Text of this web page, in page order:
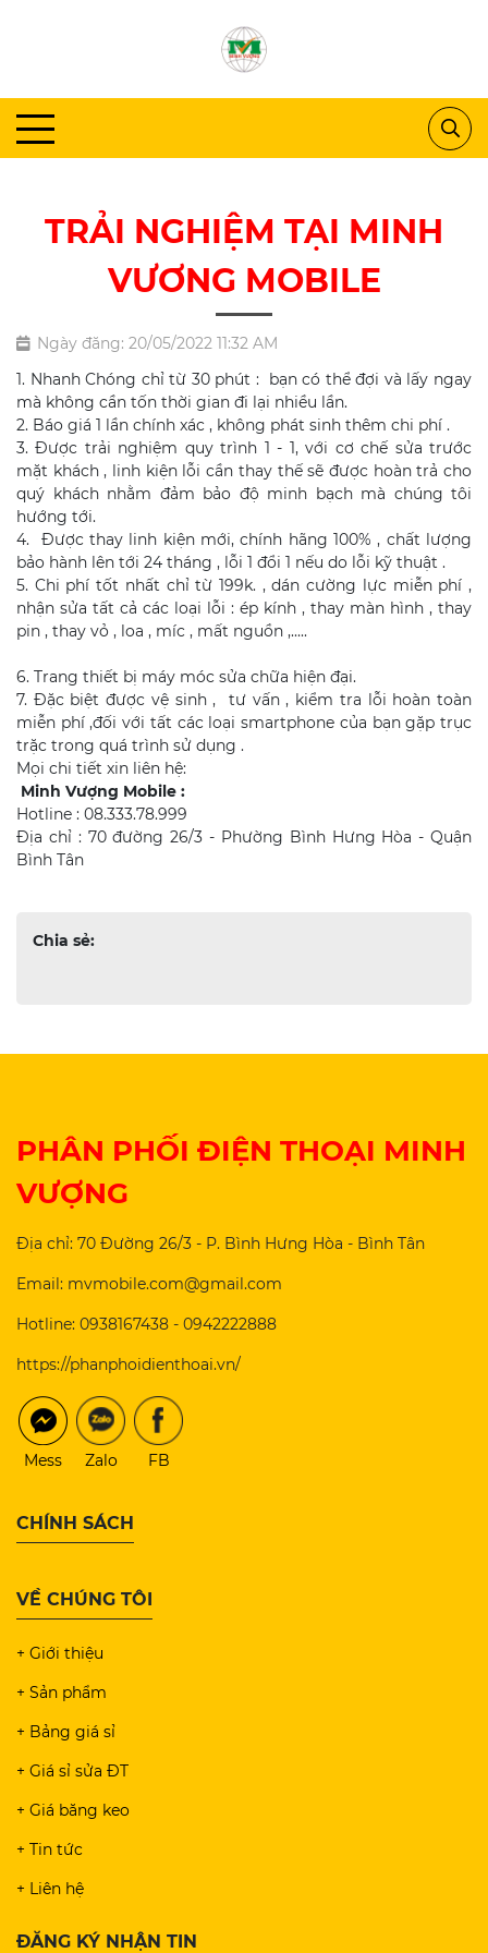
TRẢI NGHIỆM TẠI MINH
VƯƠNG MOBILE
Ngày đăng: 20/05/2022 11:32 AM
1. Nhanh Chóng chỉ từ 30 phút : bạn có thể đợi và lấy ngay
mà không cần tốn thời gian đi lại nhiều lần.
2. Báo giá 1 lần chính xác , không phát sinh thêm chi phí .
3. Được trải nghiệm quy trình 1 - 1, với cơ chế sửa trước
mặt khách , linh kiện lỗi cần thay thế sẽ được hoàn trả cho
quý khách nhằm đảm bảo độ minh bạch mà chúng tôi
hướng tới.
4. Được thay linh kiện mới, chính hãng 100% , chất lượng
bảo hành lên tới 24 tháng , lỗi 1 đổi 1 nếu do lỗi kỹ thuật .
5. Chi phí tốt nhất chỉ từ 199k. , dán cường lực miễn phí ,
nhận sửa tất cả các loại lỗi : ép kính , thay màn hình , thay
pin , thay vỏ , loa , míc , mất nguồn ,.....
6. Trang thiết bị máy móc sửa chữa hiện đại.
7. Đặc biệt được vệ sinh , tư vấn , kiểm tra lỗi hoàn toàn
miễn phí ,đối với tất các loại smartphone của bạn gặp trục
trặc trong quá trình sử dụng .
Mọi chi tiết xin liên hệ:
Minh Vượng Mobile :
Hotline : 08.333.78.999
Địa chỉ : 70 đường 26/3 - Phường Bình Hưng Hòa - Quận
Bình Tân
Chia sẻ:
PHÂN PHỐI ĐIỆN THOẠI MINH
VƯỢNG
Địa chỉ: 70 Đường 26/3 - P. Bình Hưng Hòa - Bình Tân
Email: mvmobile.com@gmail.com
Hotline: 0938167438 - 0942222888
https://phanphoidienthoai.vn/
Mess Zalo FB
CHÍNH SÁCH
VỀ CHÚNG TÔI
+ Giới thiệu
+ Sản phẩm
+ Bảng giá sỉ
+ Giá sỉ sửa ĐT
+ Giá băng keo
+ Tin tức
+ Liên hệ
ĐĂNG KÝ NHẬN TIN